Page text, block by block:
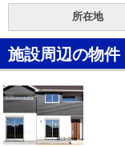
所在地
施設周辺の物件